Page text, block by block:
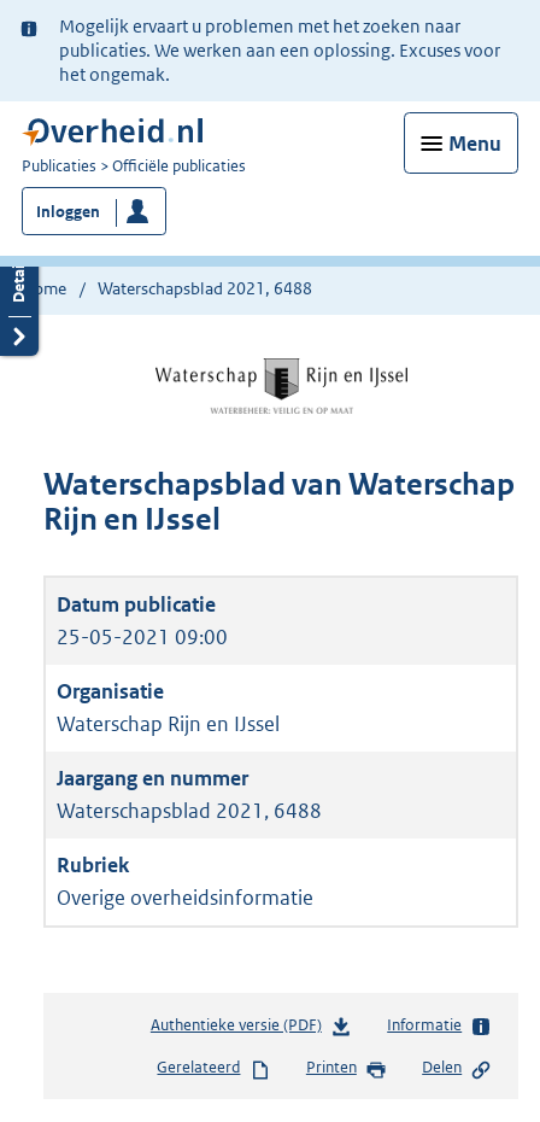
Ter
informatie:
Mogelijk ervaart u problemen met het zoeken naar
publicaties. We werken aan een oplossing. Excuses voor
het ongemak.
Menu
U
bent
nu
hier:
Publicaties Officiële publicaties
Inloggen
Home Waterschapsblad 2021, 6488
Waterschapsblad van Waterschap
Rijn en IJssel
25-05-2021 09:00
Waterschap Rijn en IJssel
Waterschapsblad 2021, 6488
Overige overheidsinformatie
Authentieke versie (PDF)b
s
Informatie
Gerelateerd Printen Delen